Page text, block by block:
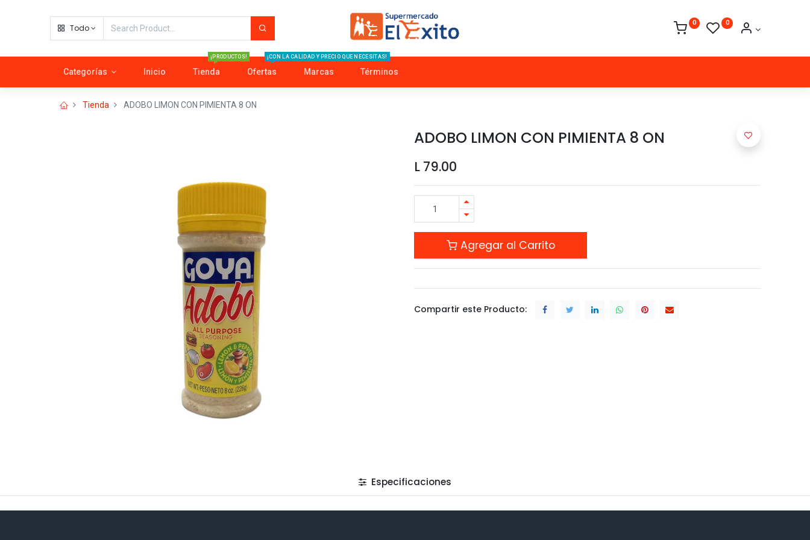
Todo 0 0
Categorías Inicio Tienda
¡PRODUCTOS!
Ofertas
¡CON LA CALIDAD Y PRECIO QUE NECESITAS!
Marcas Términos
Tienda ADOBO LIMON CON PIMIENTA 8 ON
ADOBO LIMON CON PIMIENTA 8 ON
L 79.00
Agregar al Carrito
Compartir este Producto:
Especificaciones